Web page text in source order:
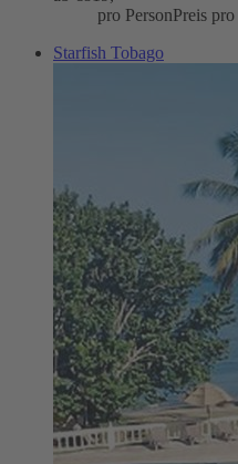
pro PersonPreis pro
Starfish Tobago